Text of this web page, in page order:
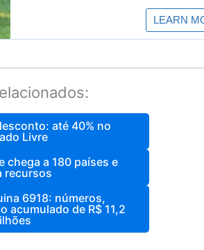
até 40% no
Livre
chega a 180 países e
recursos
6918: números,
acumulado de R$ 11,2